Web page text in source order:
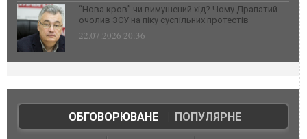
“Нова кров” чи вимушений хід? Чому Драпатий
очолив ЗСУ на піку суспільних протестів
22.07.2026 20:36
ОБГОВОРЮВАНЕ| ПОПУЛЯРНЕ